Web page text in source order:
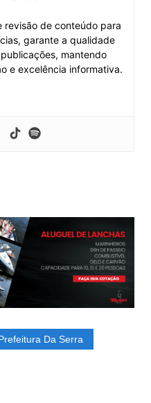
revisão de conteúdo para
garante a qualidade
mantendo
e excelência informativa.
Da Serra